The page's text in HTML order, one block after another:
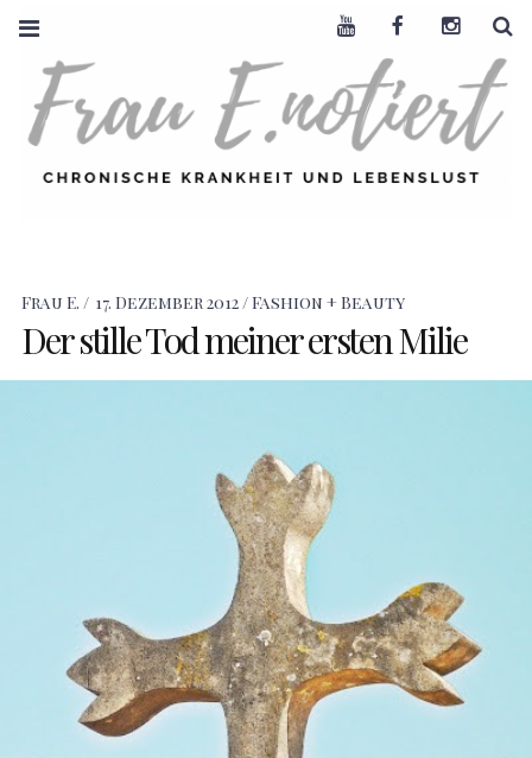
LEBENSLUST
Frau E. 17. Dezember 2012 Fashion + Beauty
Der stille Tod meiner ersten Milie
Youtube Facebook